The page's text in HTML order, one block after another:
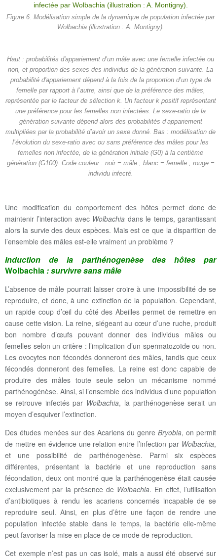
Figure 6. Modélisation simple de la dynamique de population infectée par
Wolbachia (illustration : A. Montigny).
Haut : probabilités d'appariement d’un mâle avec une femelle infectée ou
non, et proportion des sexes des individus de la génération suivante. La
probabilité d'appariement dépend à la fois de la proportion d’un type de
femelle par rapport à l’autre, ainsi que de la préférence des mâles,
représentée par le facteur de sélection k. Un facteur k positif représentant
une préférence pour les femelles non infectées. Le sexe-ratio de la
génération suivante dépend alors des probabilités d’appariement
multipliées par la probabilité d’avoir un sexe donné. Bas : modélisation de
l’évolution du sexe-ratio avec ou sans préférence des mâles pour les
femelles non infectée, de la génération initiale (G0) à la centième
génération (G100). Code couleur : noir = mâle ; blanc = femelle ; rouge =
individu infecté.
Une modification du comportement des hôtes permet donc de
maintenir l’interaction avec Wolbachia dans le temps, garantissant
alors la survie des deux espèces. Mais est ce que la disparition de
l’ensemble des mâles est-elle vraiment un problème ?
Induction de la parthénogenèse des hôtes par
Wolbachia : survivre sans mâle
L’absence de mâle pourrait laisser croire à une impossibilité de se
reproduire, et donc, à une extinction de la population. Cependant,
un rapide coup d’œil du côté des Abeilles permet de remettre en
cause cette vision. La reine, siégeant au cœur d’une ruche, produit
bon nombre d’œufs pouvant donner des individus mâles ou
femelles selon un critère : l’implication d’un spermatozoïde ou non.
Les ovocytes non fécondés donneront des mâles, tandis que ceux
fécondés donneront des femelles. La reine est donc capable de
produire des mâles toute seule selon un mécanisme nommé
parthénogénèse. Ainsi, si l’ensemble des individus d’une population
se retrouve infectés par Wolbachia, la parthénogenèse serait un
moyen d’esquiver l’extinction.
Des études menées sur des Acariens du genre Bryobia, on permit
de mettre en évidence une relation entre l’infection par Wolbachia,
et une possibilité de parthénogenèse. Parmi six espèces
différentes, présentant la bactérie et une reproduction sans
fécondation, deux ont montré que la parthénogenèse était causée
exclusivement par la présence de Wolbachia. En effet, l’utilisation
d’antibiotiques à rendu les acariens concernés incapable de se
reproduire seul. Ainsi, en plus d’être une façon de rendre une
population infectée stable dans le temps, la bactérie elle-même
peut favoriser la mise en place de ce mode de reproduction.
Cet exemple n’est pas un cas isolé, mais a aussi été observé sur